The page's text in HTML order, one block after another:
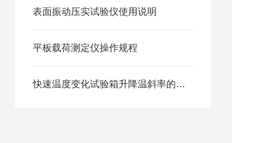
表面振动压实试验仪使用说明
平板载荷测定仪操作规程
快速温度变化试验箱升降温斜率的选择